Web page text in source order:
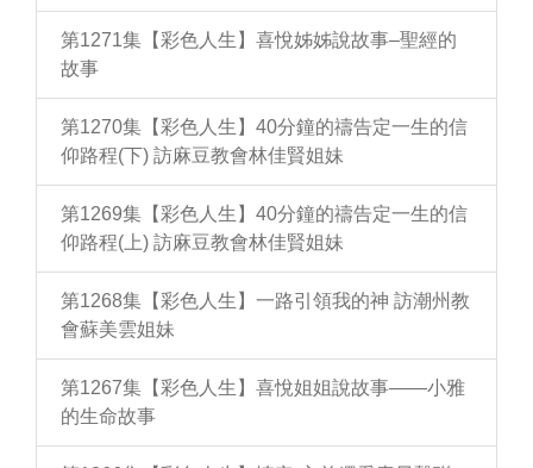
第1271集【彩色人生】喜悅姊姊說故事–聖經的
故事
第1270集【彩色人生】40分鐘的禱告定一生的信
仰路程(下) 訪麻豆教會林佳賢姐妹
第1269集【彩色人生】40分鐘的禱告定一生的信
仰路程(上) 訪麻豆教會林佳賢姐妹
第1268集【彩色人生】一路引領我的神 訪潮州教
會蘇美雲姐妹
第1267集【彩色人生】喜悅姐姐說故事——小雅
的生命故事